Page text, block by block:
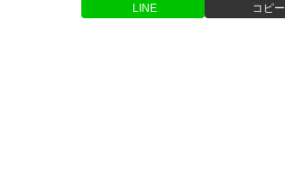
LINE コピー